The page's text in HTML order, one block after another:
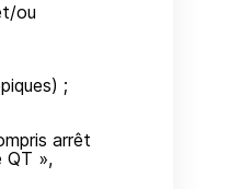
ou
;
arrêt
QT »,